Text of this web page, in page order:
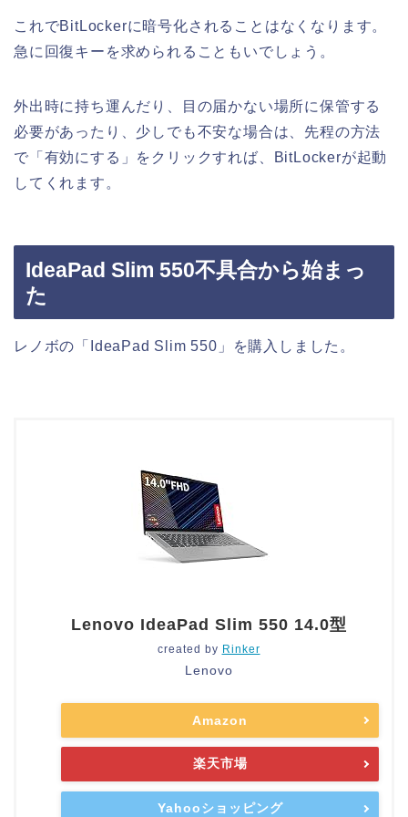
これでBitLockerに暗号化されることはなくなります。
急に回復キーを求められることもいでしょう。
外出時に持ち運んだり、目の届かない場所に保管する
必要があったり、少しでも不安な場合は、先程の方法
で「有効にする」をクリックすれば、BitLockerが起動
してくれます。
IdeaPad Slim 550不具合から始まっ
た
レノボの「IdeaPad Slim 550」を購入しました。
Lenovo IdeaPad Slim 550 14.0型
created by Rinker
Lenovo
Amazon
楽天市場
Yahooショッピング